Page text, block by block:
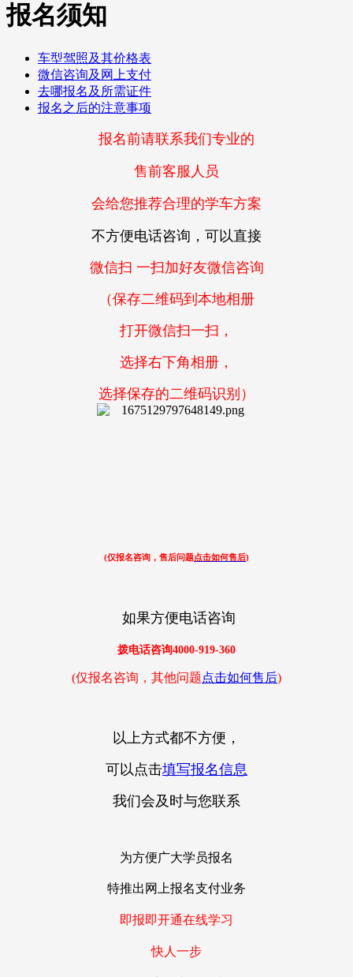
报名须知
车型驾照及其价格表
微信咨询及网上支付
去哪报名及所需证件
报名之后的注意事项
报名前请联系我们专业的
售前客服人员
会给您推荐合理的学车方案
不方便电话咨询，可以直接
微信扫 一扫加好友微信咨询
（保存二维码到本地相册
打开微信扫一扫，
选择右下角相册，
选择保存的二维码识别）
(仅报名咨询，售后问题点击如何售后)
如果方便电话咨询
拨电话咨询4000-919-360
(仅报名咨询，其他问题点击如何售后)
以上方式都不方便，
可以点击填写报名信息
我们会及时与您联系
为方便广大学员报名
特推出网上报名支付业务
即报即开通在线学习
快人一步